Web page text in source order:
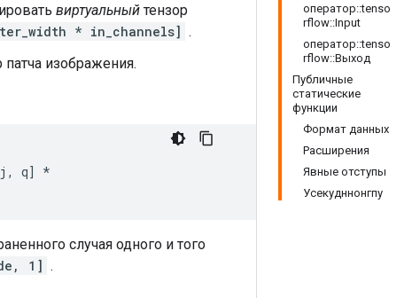
оператор::tenso
rflow::Input
оператор::tenso
rflow::Выход
Публичные
статические
функции
Формат данных
Расширения
Явные отступы
Усекудннонгпу
виртуальный тензор
* in_channels] .
изображения.
q] *
случая одного и того
1] .